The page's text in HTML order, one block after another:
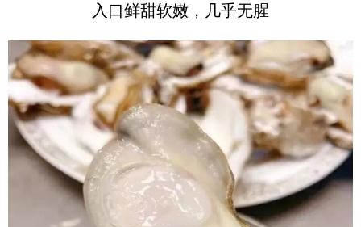
入口鲜甜软嫩，几乎无腥